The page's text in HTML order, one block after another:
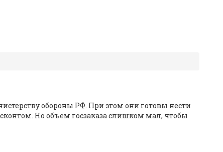
обороны РФ. При этом они готовы нести
Но объем госзаказа слишком мал, чтобы